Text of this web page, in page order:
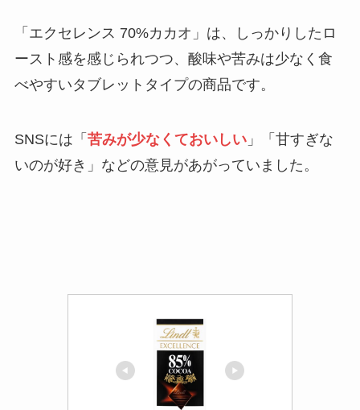
「エクセレンス 70%カカオ」は、しっかりしたロ
ースト感を感じられつつ、酸味や苦みは少なく食
べやすいタブレットタイプの商品です。
SNSには「 苦みが少なくておいしい」「甘すぎな
いのが好き」などの意見があがっていました。